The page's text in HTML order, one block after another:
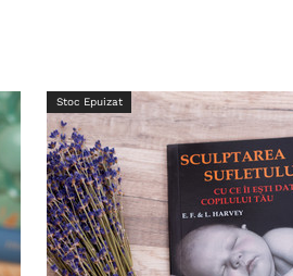
Stoc Epuizat